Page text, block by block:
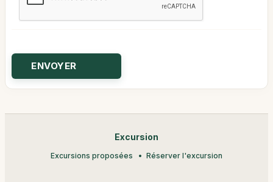
Excursion
Excursions proposées Réserver l'excursion